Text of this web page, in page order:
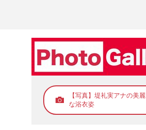
【写真】堤礼実アナの美麗
な浴衣姿